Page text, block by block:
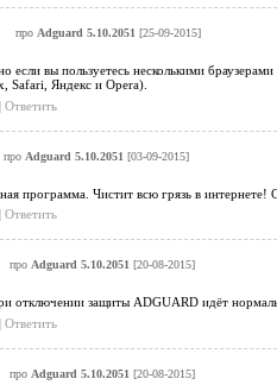
про Adguard 5.10.2051 [25-09-2015]
если вы пользуетесь несколькими
Safari, Яндекс и Opera).
| Ответить
про Adguard 5.10.2051 [03-09-2015]
программа. Чистит всю грязь в интернете!
| Ответить
про Adguard 5.10.2051 [20-08-2015]
отключении защиты ADGUARD идёт
| Ответить
про Adguard 5.10.2051 [20-08-2015]